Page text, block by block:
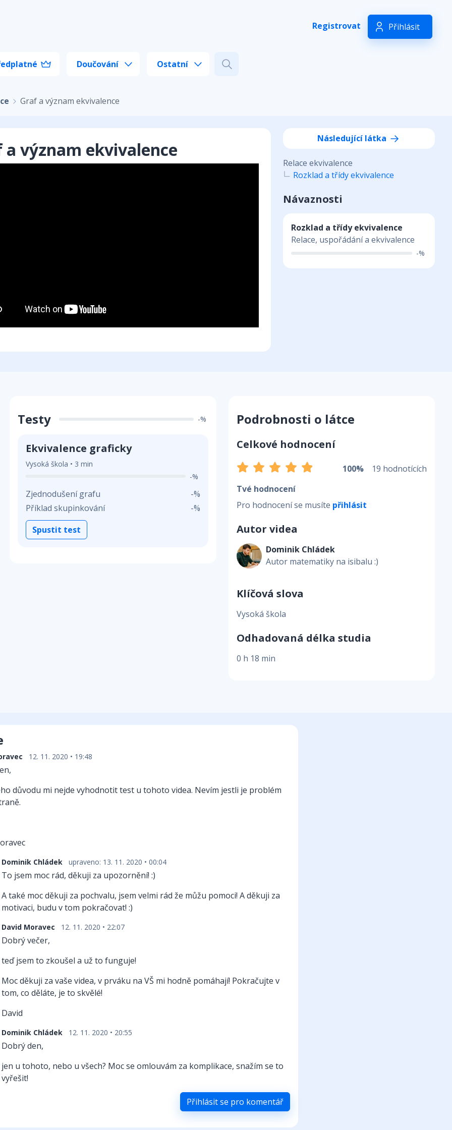
Registrovat Přihlásit
Doučování Ostatní
Graf a význam ekvivalence
a význam ekvivalence
Následující látka
Relace ekvivalence
Rozklad a třídy ekvivalence
Návaznosti
Rozklad a třídy ekvivalence
Relace, uspořádání a ekvivalence
-%
Testy -%
Ekvivalence graficky
Vysoká škola • 3 min
-%
Zjednodušení grafu
-%
Příklad skupinkování
-%
Spustit test
Podrobnosti o látce
Celkové hodnocení
100%
19 hodnotících
Tvé hodnocení
Pro hodnocení se musíte přihlásit
Autor videa
Dominik Chládek
Autor matematiky na isibalu :)
Klíčová slova
Vysoká škola
Odhadovaná délka studia
0 h 18 min
12. 11. 2020 • 19:48
důvodu mi nejde vyhodnotit test u tohoto videa. Nevím jestli je problém
Dominik Chládek upraveno: 13. 11. 2020 • 00:04
To jsem moc rád, děkuji za upozornění! :)
A také moc děkuji za pochvalu, jsem velmi rád že můžu pomoci! A děkuji za
motivaci, budu v tom pokračovat! :)
David Moravec 12. 11. 2020 • 22:07
Dobrý večer,
teď jsem to zkoušel a už to funguje!
Moc děkuji za vaše videa, v prváku na VŠ mi hodně pomáhají! Pokračujte v
tom, co děláte, je to skvělé!
David
Dominik Chládek 12. 11. 2020 • 20:55
Dobrý den,
jen u tohoto, nebo u všech? Moc se omlouvám za komplikace, snažím se to
vyřešit!
Přihlásit se pro komentář